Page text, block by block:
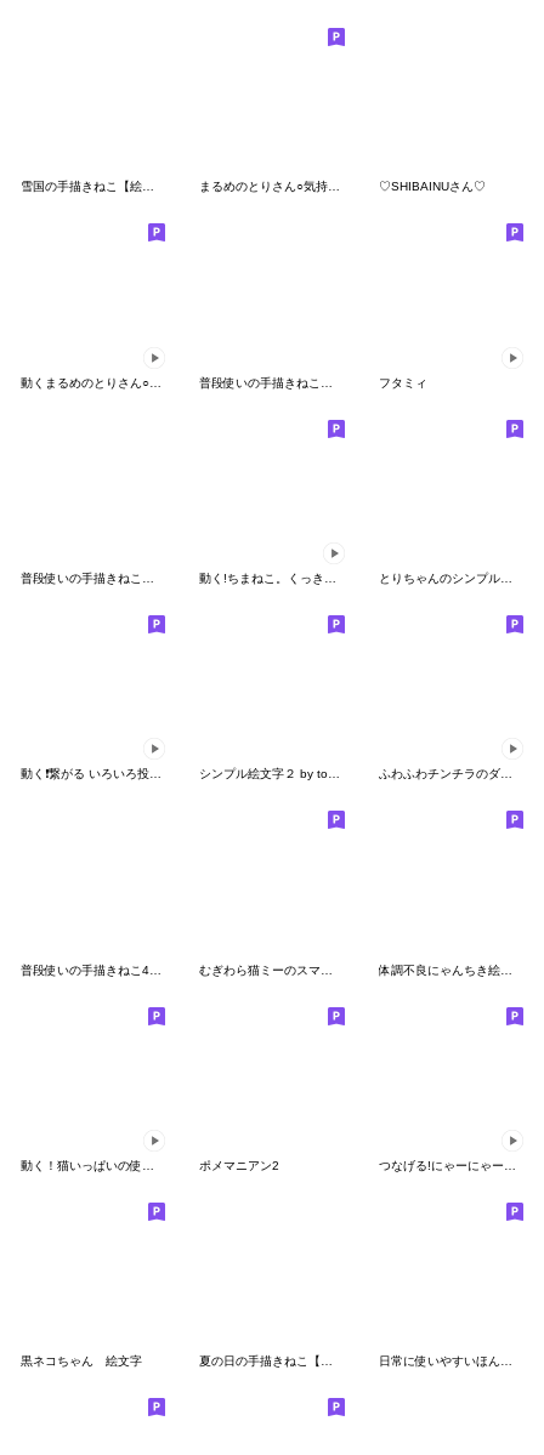
雪国の手描きねこ【絵文字】 まるめのとりさん○気持ち○ ♡SHIBAINUさん♡
フタミィ
とりちゃんのシンプルな絵文字
動く❗繋がる いろいろ投げる猫 絵文字 シンプル絵文字２ by toodle doodle ふわふわチンチラのダンス 動く絵文字
体調不良にゃんちき絵文字
ポメマニアン2
黒ネコちゃん 絵文字 夏の日の手描きねこ【絵文字】 日常に使いやすいほんわか猫 絵文字4